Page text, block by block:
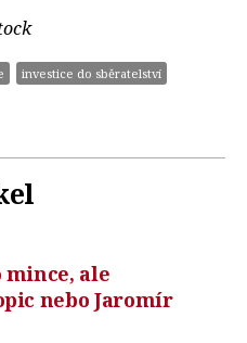
investice do sběratelství
mince, ale
nebo Jaromír